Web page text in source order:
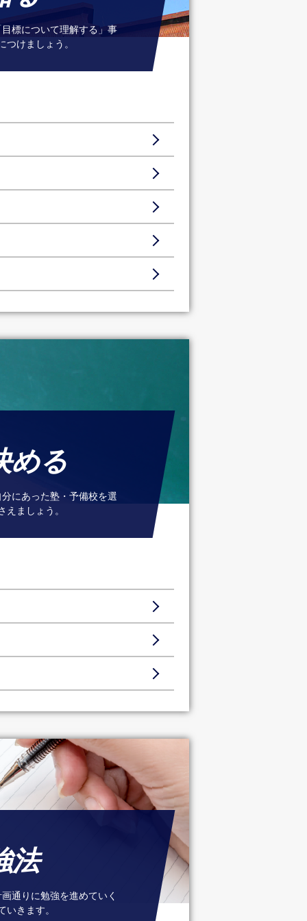
標について理解する」事
けましょう。
める
にあった塾・予備校を選
ましょう。
法
通りに勉強を進めていく
きます。